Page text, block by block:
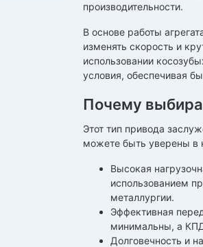
производительности.
В основе работы
изменять скорость и
использовании
условия, обеспечивая
Почему
Этот тип привода
можете быть уверены в
Высокая
использованием
металлургии.
Эффективная
минимальны, а КПД
Долговечность и